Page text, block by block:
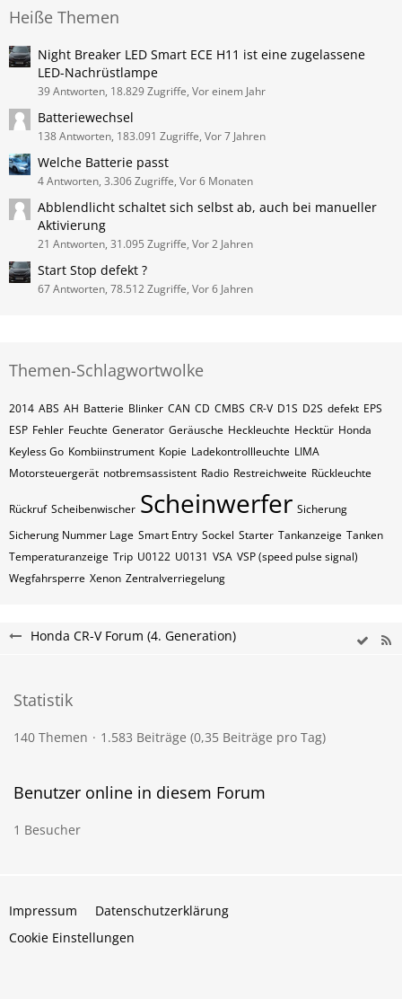
Heiße Themen
Night Breaker LED Smart ECE H11 ist eine zugelassene
LED-Nachrüstlampe
39 Antworten, 18.829 Zugriffe, Vor einem Jahr
Batteriewechsel
138 Antworten, 183.091 Zugriffe, Vor 7 Jahren
Welche Batterie passt
4 Antworten, 3.306 Zugriffe, Vor 6 Monaten
Abblendlicht schaltet sich selbst ab, auch bei manueller
Aktivierung
21 Antworten, 31.095 Zugriffe, Vor 2 Jahren
Start Stop defekt ?
67 Antworten, 78.512 Zugriffe, Vor 6 Jahren
Themen-Schlagwortwolke
2014 ABS AH Batterie Blinker CAN CD CMBS CR-V D1S D2S defekt EPS
ESP Fehler Feuchte Generator Geräusche Heckleuchte Hecktür Honda
Keyless Go Kombiinstrument Kopie Ladekontrollleuchte LIMA
Motorsteuergerät notbremsassistent Radio Restreichweite Rückleuchte
Rückruf Scheibenwischer Scheinwerfer Sicherung
Sicherung Nummer Lage Smart Entry Sockel Starter Tankanzeige Tanken
Temperaturanzeige Trip U0122 U0131 VSA VSP (speed pulse signal)
Wegfahrsperre Xenon Zentralverriegelung
Honda CR-V Forum (4. Generation)
Statistik
140 Themen 1.583 Beiträge (0,35 Beiträge pro Tag)
Benutzer online in diesem Forum
1 Besucher
Impressum
Datenschutzerklärung
Cookie Einstellungen